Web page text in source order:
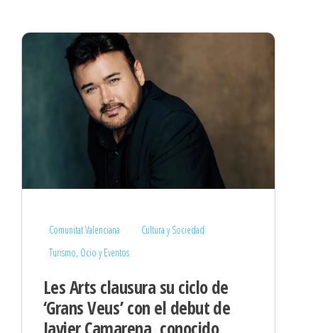
Comunitat Valenciana
Cultura y Sociedad
Turismo, Ocio y Eventos
Les Arts clausura su ciclo de
‘Grans Veus’ con el debut de
Javier Camarena, conocido